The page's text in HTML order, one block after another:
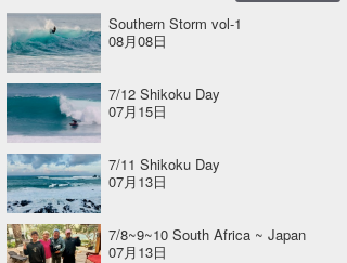
Southern Storm vol-1
08月08日
7/12 Shikoku Day
07月15日
7/11 Shikoku Day
07月13日
7/8~9~10 South Africa ~ Japan
07月13日